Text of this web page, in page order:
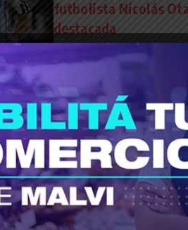
futbolista Nicolás
destacada
-De Tigre y San Fernando ...
Revista Tiempo 30 24 julio,
Read More
Política Provincias Salud
Ziliotto: “Ante el
cargo de financiar